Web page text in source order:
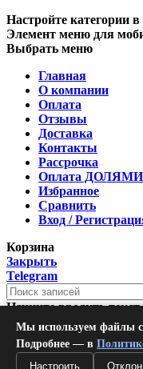
Настройте категории
Элемент меню для
Выбрать меню
Главная
О компании
Оплата
Отзывы
Доставка
Контакты
Рассрочка
Оплата ДОЛЯМИ
Избранное
Сравнить
Вход /
Корзина
Закрыть
Telegram
Начните вводить
которые вы ищете.
Мы используем файлы
Подробнее — в
Настроить
Избранное
Заказ